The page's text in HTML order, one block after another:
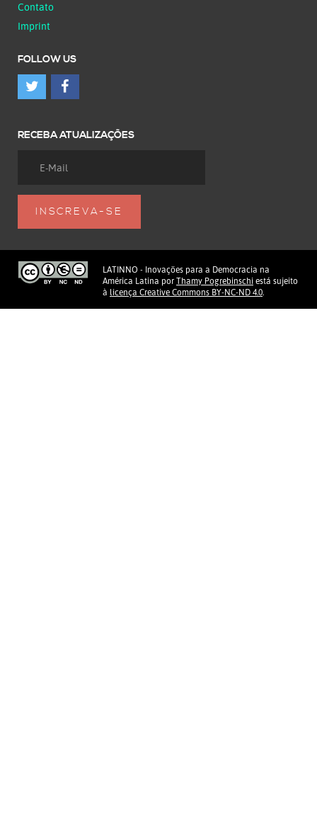
Contato
Imprint
FOLLOW US
RECEBA ATUALIZAÇÕES
LATINNO - Inovações para a Democracia na
América Latina por Thamy Pogrebinschi está sujeito
à licença Creative Commons BY-NC-ND 4.0.